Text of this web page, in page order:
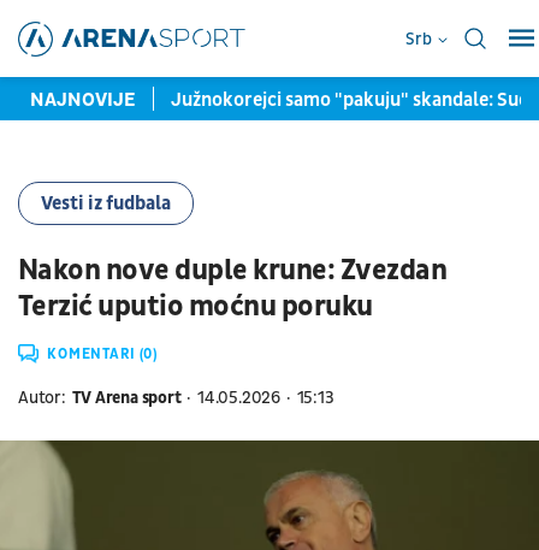
Srb
NAJNOVIJE Južnokorejci samo "pakuju" skandale:
Vesti iz fudbala
Nakon nove duple krune: Zvezdan
Terzić uputio moćnu poruku
KOMENTARI (0)
Autor: TV Arena sport 14.05.2026 15:13